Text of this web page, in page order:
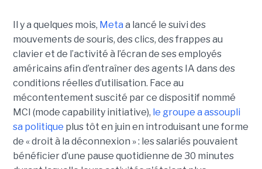
Il y a quelques mois, Meta a lancé le suivi des
mouvements de souris, des clics, des frappes au
clavier et de l’activité à l’écran de ses employés
américains afin d’entraîner des agents IA dans des
conditions réelles d’utilisation. Face au
mécontentement suscité par ce dispositif nommé
MCI (mode capability initiative), le groupe a assoupli
sa politique plus tôt en juin en introduisant une forme
de « droit à la déconnexion » : les salariés pouvaient
bénéficier d’une pause quotidienne de 30 minutes